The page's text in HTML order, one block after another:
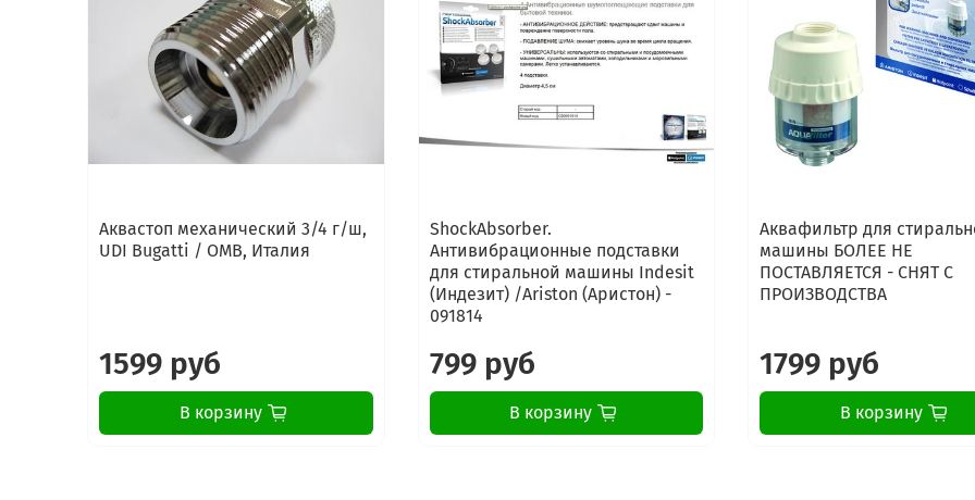
Аквастоп механический 3/4 г/ш,
UDI Bugatti / OMB, Италия
1599 руб
В корзину
ShockAbsorber.
Антивибрационные подставки
для стиральной машины Indesit
(Индезит) /Ariston (Аристон) -
091814
799 руб
В корзину
Аквафильтр для
машины БОЛЕЕ НЕ
ПОСТАВЛЯЕТСЯ - СНЯТ С
ПРОИЗВОДСТВА
1799 руб
В корзину